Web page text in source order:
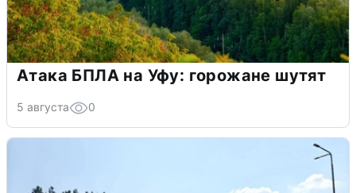
Атака БПЛА на Уфу: горожане шутят
5 августа 0